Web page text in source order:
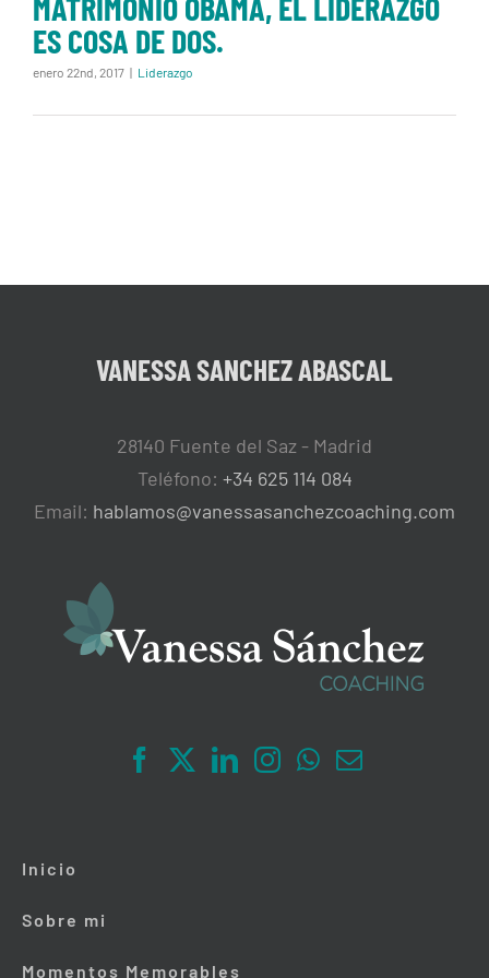
ES COSA DE DOS.
enero 22nd, 2017 | Liderazgo
VANESSA SANCHEZ ABASCAL
28140 Fuente del Saz - Madrid
Teléfono: +34 625 114 084
Email: hablamos@vanessasanchezcoaching.com
Inicio
Sobre mi
Momentos Memorables